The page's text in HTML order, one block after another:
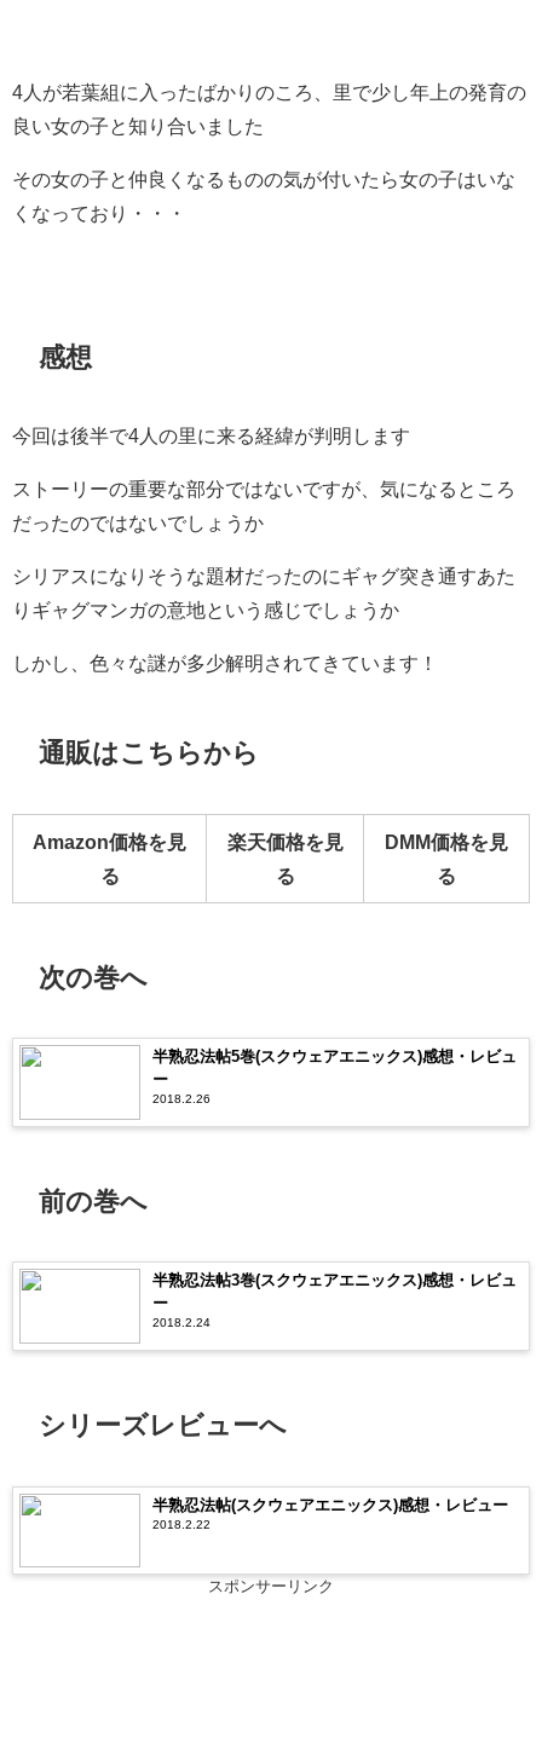
4人が若葉組に入ったばかりのころ、里で少し年上の発育の
良い女の子と知り合いました
その女の子と仲良くなるものの気が付いたら女の子はいな
くなっており・・・
感想
今回は後半で4人の里に来る経緯が判明します
ストーリーの重要な部分ではないですが、気になるところ
だったのではないでしょうか
シリアスになりそうな題材だったのにギャグ突き通すあた
りギャグマンガの意地という感じでしょうか
しかし、色々な謎が多少解明されてきています！
通販はこちらから
Amazon価格を見
る
楽天価格を見
る
DMM価格を見
る
次の巻へ
半熟忍法帖5巻(スクウェアエニックス)感想・レビュ
ー
2018.2.26
前の巻へ
半熟忍法帖3巻(スクウェアエニックス)感想・レビュ
ー
2018.2.24
シリーズレビューへ
半熟忍法帖(スクウェアエニックス)感想・レビュー
2018.2.22
スポンサーリンク